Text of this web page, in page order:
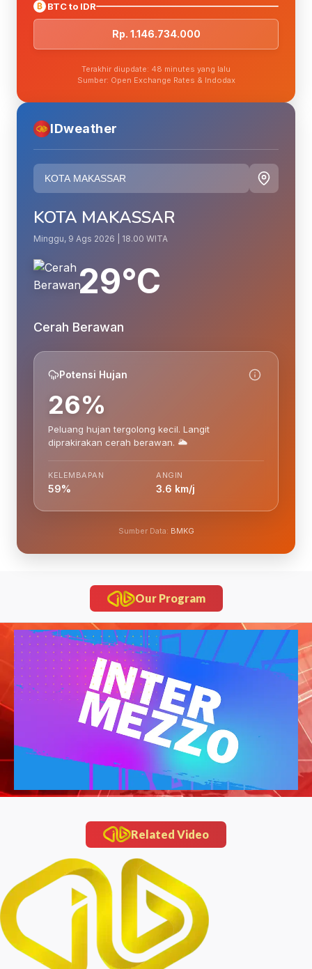
₿ BTC to IDR
Rp. 1.146.734.000
Terakhir diupdate: 48 minutes yang lalu
Sumber: Open Exchange Rates & Indodax
IDweather
KOTA MAKASSAR
Minggu, 9 Ags 2026 | 18.00 WITA
29°C
Cerah Berawan
Potensi Hujan
26%
Peluang hujan tergolong kecil. Langit
diprakirakan cerah berawan. 🌥️
KELEMBAPAN
59%
ANGIN
3.6 km/j
Sumber Data: BMKG
Our Program
Related Video